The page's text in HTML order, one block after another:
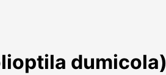
dumicola)